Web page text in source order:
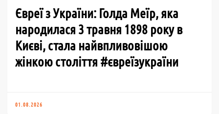
Євреї з України: Голда Меїр, яка
народилася 3 травня 1898 року в
Києві, стала найвпливовішою
жінкою століття #євреїзукраїни
01.08.2026